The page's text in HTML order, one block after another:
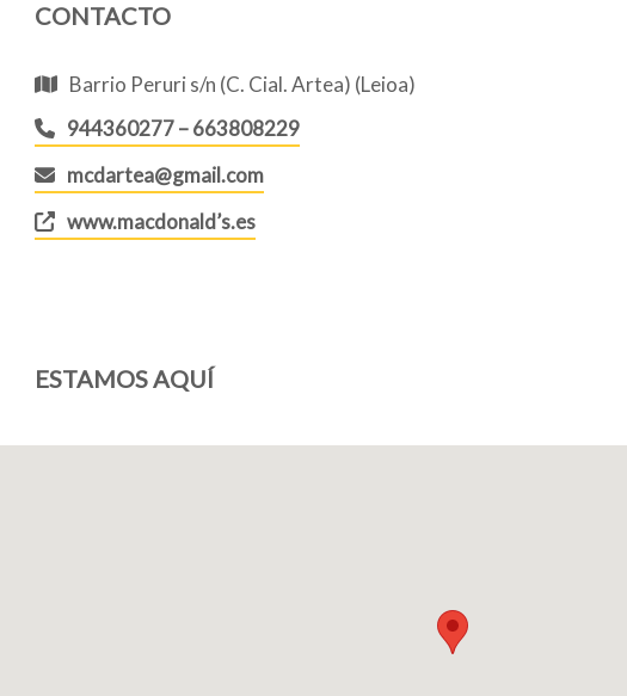
CONTACTO
Barrio Peruri s/n (C. Cial. Artea) (Leioa)
944360277 – 663808229
mcdartea@gmail.com
www.macdonald’s.es
ESTAMOS AQUÍ